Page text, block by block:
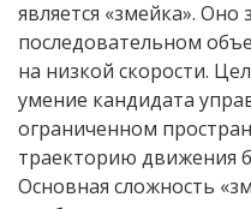
является «змейка». Оно
последовательном
на низкой скорости.
умение кандидата
ограниченном
траекторию движения
Основная сложность